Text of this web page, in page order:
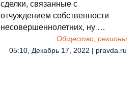
сделки, связанные с
отчуждением собственности
несовершеннолетних, ну …
Общество, регионы
05:10, Декабрь 17, 2022 | pravda.ru